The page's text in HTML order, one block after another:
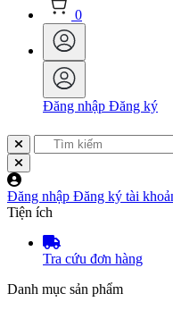
0
Đăng nhập Đăng ký
Đăng nhập Đăng ký tài
Tiện ích
Tra cứu đơn hàng
Danh mục sản phẩm